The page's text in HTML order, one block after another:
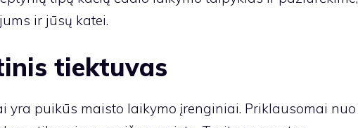
ir jūsų katei.
tiektuvas
yra puikūs maisto laikymo įrenginiai. Priklausomai nuo